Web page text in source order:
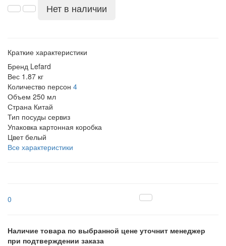
Нет в наличии
Краткие характеристики
Бренд Lefard
Вес 1.87 кг
Количество персон 4
Объем 250 мл
Страна Китай
Тип посуды сервиз
Упаковка картонная коробка
Цвет белый
Все характеристики
0
Наличие товара по выбранной цене уточнит менеджер
при подтверждении заказа